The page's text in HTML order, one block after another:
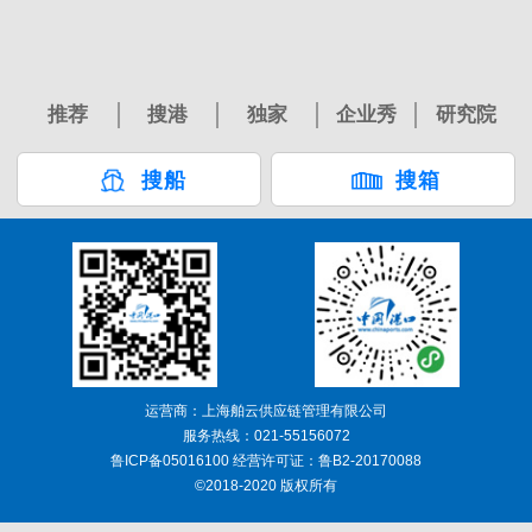
推荐 搜港 独家 企业秀 研究院
搜船 搜箱
运营商：上海舶云供应链管理有限公司
服务热线：021-55156072
鲁ICP备05016100 经营许可证：鲁B2-20170088
©2018-2020 版权所有